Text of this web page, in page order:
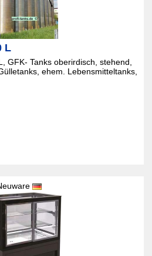
L
GFK- Tanks oberirdisch, stehend,
ehem. Lebensmitteltanks,